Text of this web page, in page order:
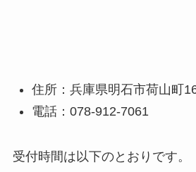
住所：兵庫県明石市荷山町
電話：078-912-7061
受付時間は以下のとおりです。